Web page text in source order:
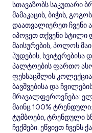
სთავაზობს საკუთარი
მამაკაცის, ბიჭის,
დაათვალიერეთ ჩვენი
იპოვეთ თქვენი სტილი
მაისურების, პოლოს
ჰუდების, სვიტერებისა
პალტოების ფართო
ფეხსაცმლის კოლექცია
ბავშვებისა და
მრავალფეროვნება:
მაინც 100%
ტუმბოები, ტრენდული
ჩექმები. ეწვიეთ